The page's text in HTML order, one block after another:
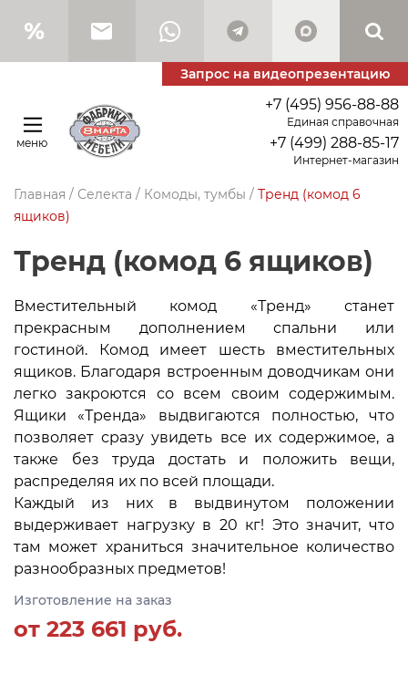
Запрос на видеопрезентацию
меню
+7 (495) 956-88-88
Единая справочная
+7 (499) 288-85-17
Интернет-магазин
Главная / Селекта / Комоды, тумбы / Тренд (комод 6
ящиков)
Тренд (комод 6 ящиков)
Вместительный комод «Тренд» станет
прекрасным дополнением спальни или
гостиной. Комод имеет шесть вместительных
ящиков. Благодаря встроенным доводчикам они
легко закроются со всем своим содержимым.
Ящики «Тренда» выдвигаются полностью, что
позволяет сразу увидеть все их содержимое, а
также без труда достать и положить вещи,
распределяя их по всей площади.
Каждый из них в выдвинутом положении
выдерживает нагрузку в 20 кг! Это значит, что
там может храниться значительное количество
разнообразных предметов!
Изготовление на заказ
от 223 661 руб.